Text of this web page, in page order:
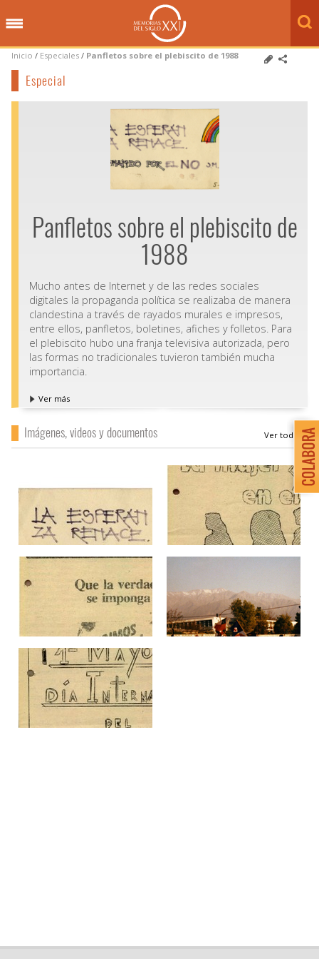
Inicio / Especiales / Panfletos sobre el plebiscito de 1988
Especial
Panfletos sobre el plebiscito de
1988
Mucho antes de Internet y de las redes sociales
digitales la propaganda política se realizaba de manera
clandestina a través de rayados murales e impresos,
entre ellos, panfletos, boletines, afiches y folletos. Para
el plebiscito hubo una franja televisiva autorizada, pero
las formas no tradicionales tuvieron también mucha
importancia.
Ver más
Imágenes, videos y documentos